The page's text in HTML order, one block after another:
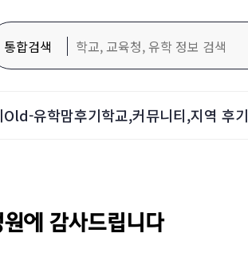
통합검색
Old-유학맘후기학교,커뮤니티,지역 후기
에 감사드립니다